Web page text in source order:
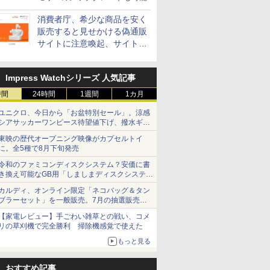
消費者庁、希少な商品を安く
販売すると見せかける偽通販
サイトに注意喚起、サイト名
Impress Watchシリーズ 人気記事
24時間 1週間 1カ月
ニクロ、今日から「お盆特別セール」。涼感
アサッカーワンピース待望値下げ、撥水ギア
ョーツは1990円に
映の歴代オープニング映像がカプセルトイ
。全5種で8月下旬発売
和のファミコンディスクシステム？安価に書
換え可能なGB用「しましまディスクシステ
」
ルディ、オンライン限定「ネコバッグ＆タン
ラーセット」を一般販売。7月の抽選販売の
選無効分
家電レビュー】手ごわい雑草との戦い、コメ
の草刈機で完全勝利 掃除機感覚で使えた
もっと見る